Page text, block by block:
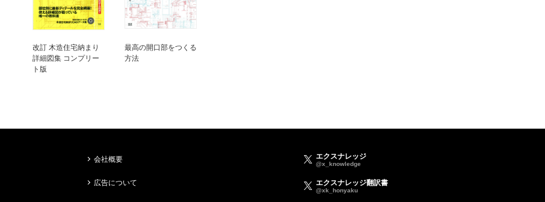
改訂 木造住宅納まり
詳細図集 コンプリー
ト版
最高の開口部をつくる
方法
会社概要
広告について
エクスナレッジ
@x_knowledge
エクスナレッジ翻訳書
@xk_honyaku